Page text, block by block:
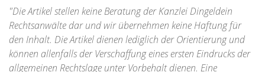
"Die Artikel stellen keine Beratung der Kanzlei Dingeldein
Rechtsanwälte dar und wir übernehmen keine Haftung für
den Inhalt. Die Artikel dienen lediglich der Orientierung und
können allenfalls der Verschaffung eines ersten Eindrucks der
allgemeinen Rechtslage unter Vorbehalt dienen. Eine